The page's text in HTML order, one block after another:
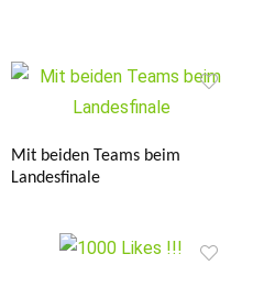
Mit beiden Teams beim
Landesfinale